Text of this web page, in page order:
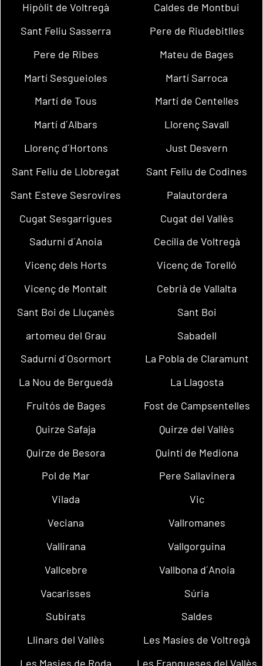
Hipòlit de Voltregà
Caldes de Montbui
Sant Feliu Sasserra
Pere de Riudebitlles
Pere de Ribes
Mateu de Bages
Martí Sesgueioles
Martí Sarroca
Martí de Tous
Martí de Centelles
Martí d´Albars
Llorenç Savall
Llorenç d´Hortons
Just Desvern
Sant Feliu de Llobregat
Sant Feliu de Codines
Sant Esteve Sesrovires
Palautordera
Cugat Sesgarrigues
Cugat del Vallès
Sadurní d´Anoia
Cecília de Voltregà
Vicenç dels Horts
Vicenç de Torelló
Vicenç de Montalt
Cebrià de Vallalta
Sant Boi de Lluçanès
Sant Boi
artomeu del Grau
Sabadell
Sadurní d´Osormort
La Pobla de Claramunt
La Nou de Berguedà
La Llagosta
Fruitós de Bages
Fost de Campsentelles
Quirze Safaja
Quirze del Vallès
Quirze de Besora
Quintí de Mediona
Pol de Mar
Pere Sallavinera
Vilada
Vic
Veciana
Vallromanes
Vallirana
Vallgorguina
Vallcebre
Vallbona d´Anoia
Vacarisses
Súria
Subirats
Saldes
Llinars del Vallès
Les Masíes de Voltregà
Les Masies de Roda
Les Franqueses del Vallès